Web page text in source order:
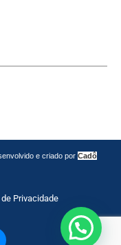
e criado por Cadô
de Privacidade